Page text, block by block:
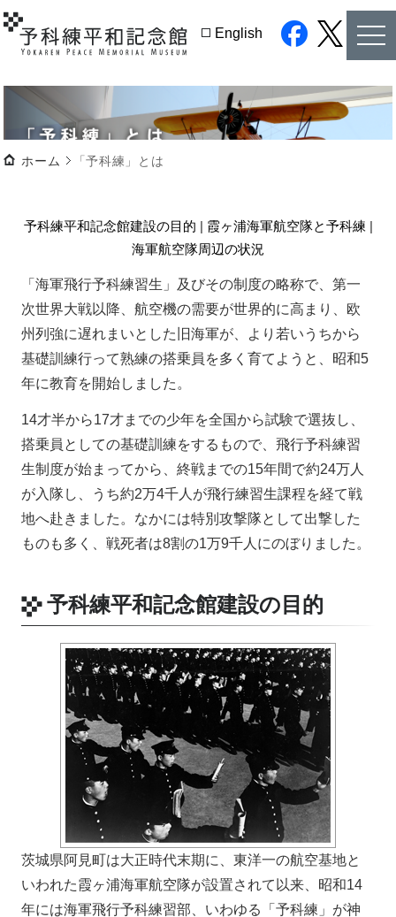
English
twitter
ホーム 「予科練」とは
予科練平和記念館建設の目的 | 霞ヶ浦海軍航空隊と予科練 |
海軍航空隊周辺の状況
「海軍飛行予科練習生」及びその制度の略称で、第一
次世界大戦以降、航空機の需要が世界的に高まり、欧
州列強に遅れまいとした旧海軍が、より若いうちから
基礎訓練行って熟練の搭乗員を多く育てようと、昭和5
年に教育を開始しました。
14才半から17才までの少年を全国から試験で選抜し、
搭乗員としての基礎訓練をするもので、飛行予科練習
生制度が始まってから、終戦までの15年間で約24万人
が入隊し、うち約2万4千人が飛行練習生課程を経て戦
地へ赴きました。なかには特別攻撃隊として出撃した
ものも多く、戦死者は8割の1万9千人にのぼりました。
予科練平和記念館建設の目的
茨城県阿見町は大正時代末期に、東洋一の航空基地と
いわれた霞ヶ浦海軍航空隊が設置されて以来、昭和14
年には海軍飛行予科練習部、いわゆる「予科練」が神